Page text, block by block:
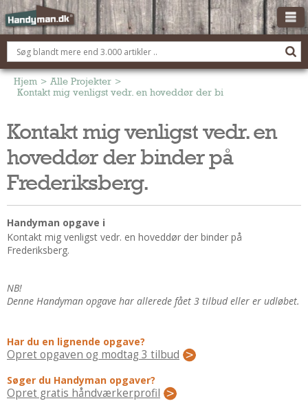
OM HANDYMAN.DK
FÅ 3 TILBUD
ANNONCERING
BOLIG KØBERÅDGIVNING
TØMRER/SNEDKER
Reparation Og Vedligehold
Om Materialer
Om Værktøj
ELEKTRIKER
Om Materialer
VVS
Hjem > Alle Projekter >
Kontakt mig venligst vedr. en hoveddør der binder på
Kontakt mig venligst vedr. en
hoveddør der binder på
Frederiksberg.
Handyman opgave i
Kontakt mig venligst vedr. en hoveddør der binder på
Frederiksberg.
NB!
Denne Handyman opgave har allerede fået 3 tilbud eller er udløbet.
Har du en lignende opgave?
Opret opgaven og modtag 3 tilbud
Søger du Handyman opgaver?
Opret gratis håndværkerprofil